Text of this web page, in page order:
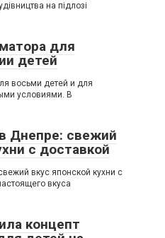
на підлозі
для
детей
восьми детей и для
условиями. В
Днепре: свежий
с доставкой
вкус японской кухни с
вкуса
концепт